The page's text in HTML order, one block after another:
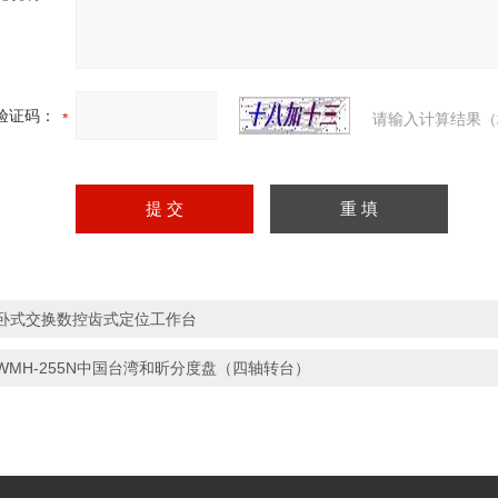
证码： 请输入计算结果
式交换数控齿式定位工作台
255N中国台湾和昕分度盘（四轴转台）